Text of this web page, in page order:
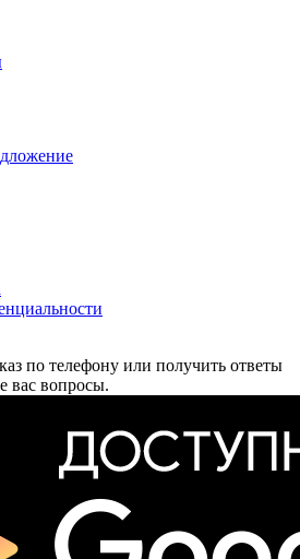
по телефону или получить ответы
вас вопросы.